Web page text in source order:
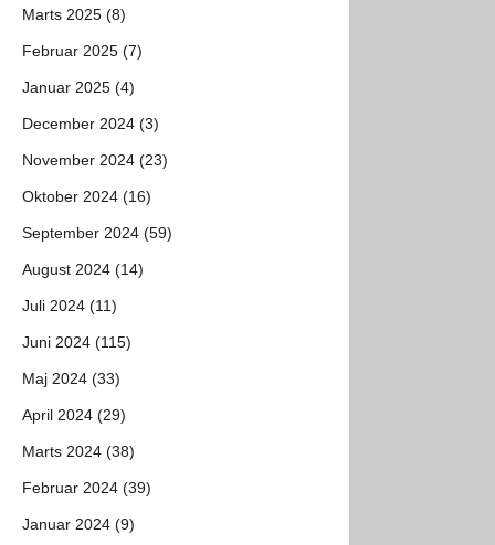
Marts 2025 (8)
Februar 2025 (7)
Januar 2025 (4)
December 2024 (3)
November 2024 (23)
Oktober 2024 (16)
September 2024 (59)
August 2024 (14)
Juli 2024 (11)
Juni 2024 (115)
Maj 2024 (33)
April 2024 (29)
Marts 2024 (38)
Februar 2024 (39)
Januar 2024 (9)